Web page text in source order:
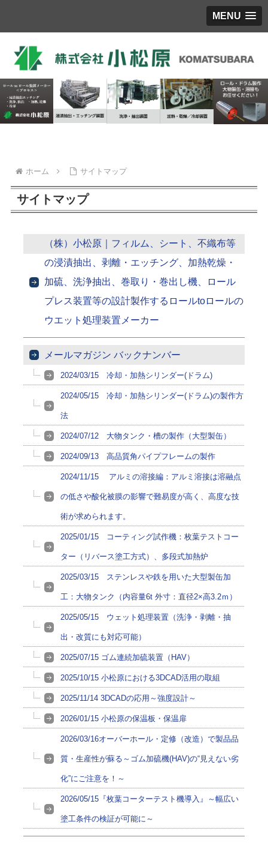
MENU
ホーム サイトマップ
サイトマップ
（株）小松原｜フィルム、シート、不織布等
の浸漬抽出、剥離・エッチング、加熱乾燥・
加硫、洗浄抽出、巻取り・巻出し機、ロール
プレス装置等の設計製作するロールtoロールの
ウエット処理装置メーカー
メールマガジン バックナンバー
2024/03/15 冷却・加熱シリンダー(ドラム)
2024/05/15 冷却・加熱シリンダー(ドラム)の製作方
法
2024/07/12 大物タンク・槽の製作（大型製缶）
2024/09/13 高品質角パイプフレームの製作
2024/11/15 アルミの溶接編：アルミ溶接は溶融点
の低さや酸化被膜の影響で難易度が高く、高度な技
術が求められます。
2025/01/15 コーティング試作機：枚葉テストコー
ター（リバース塗工方式）、多段式加熱炉
2025/03/15 ステンレスや鉄を用いた大型製缶加
工：大物タンク（内容量6t 外寸：直径2×高3.2ｍ）
2025/05/15 ウェット処理装置（洗浄・剥離・抽
出・改質にも対応可能）
2025/07/15 ゴム連続加硫装置（HAV）
2025/10/15 小松原における3DCAD活用の取組
2025/11/14 3DCADの応用～強度設計～
2026/01/15 小松原の保温板・保温扉
2026/03/16オーバーホール・定修（改造）で製品品
質・生産性が蘇る～ゴム加硫機(HAV)の“見えない劣
化”にご注意を！～
2026/05/15『枚葉コーターテスト機導入』～幅広い
塗工条件の検証が可能に～